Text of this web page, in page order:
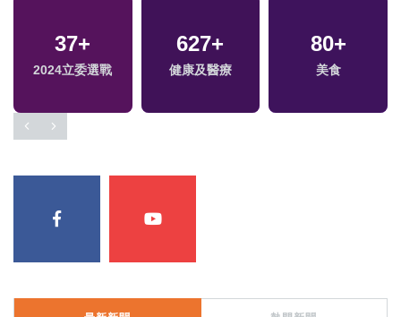
37+
2024立委選戰
627+
健康及醫療
80+
美食